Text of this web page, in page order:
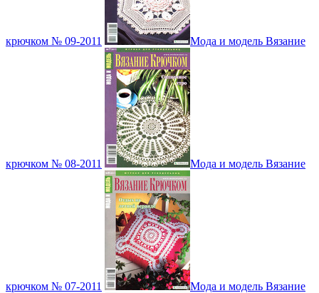
крючком № 09-2011 Мода и модель Вязание
крючком № 08-2011 Мода и модель Вязание
крючком № 07-2011 Мода и модель Вязание